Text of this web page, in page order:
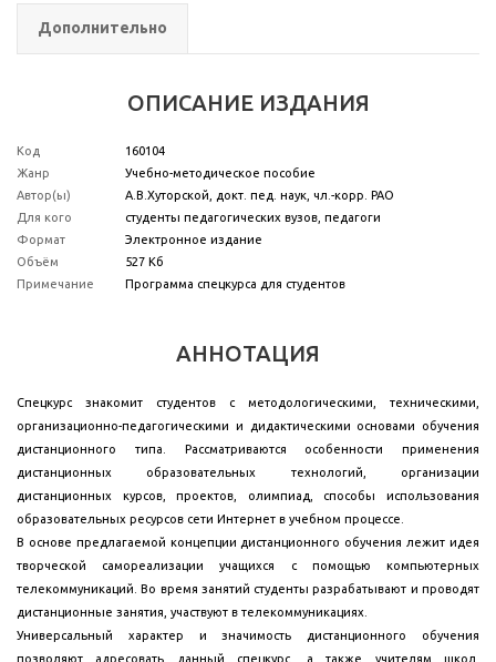
Дополнительно
ОПИСАНИЕ ИЗДАНИЯ
Код
160104
Жанр
Учебно-методическое пособие
Автор(ы)
А.В.Хуторской, докт. пед. наук, чл.-корр. РАО
Для кого
студенты педагогических вузов, педагоги
Формат
Электронное издание
Объём
527 Кб
Примечание
Программа спецкурса для студентов
АННОТАЦИЯ
Спецкурс знакомит студентов с методологическими, техническими,
организационно-педагогическими и дидактическими основами обучения
дистанционного типа. Рассматриваются особенности применения
дистанционных образовательных технологий, организации
дистанционных курсов, проектов, олимпиад, способы использования
образовательных ресурсов сети Интернет в учебном процессе.
В основе предлагаемой концепции дистанционного обучения лежит идея
творческой самореализации учащихся с помощью компьютерных
телекоммуникаций. Во время занятий студенты разрабатывают и проводят
дистанционные занятия, участвуют в телекоммуникациях.
Универсальный характер и значимость дистанционного обучения
позволяют адресовать данный спецкурс, а также учителям школ,